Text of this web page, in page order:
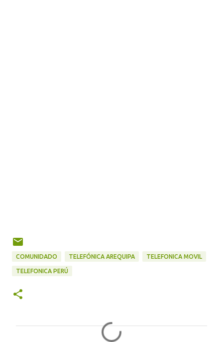
COMUNIDADO TELEFÓNICA AREQUIPA TELEFONICA MOVIL
TELEFONICA PERÚ